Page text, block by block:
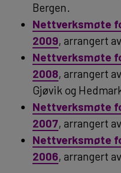
Bergen.
Nettverksmøte
2009, arrangert
Nettverksmøte
2008, arrangert
Gjøvik og
Nettverksmøte
2007, arrangert
Nettverksmøte
2006, arrangert